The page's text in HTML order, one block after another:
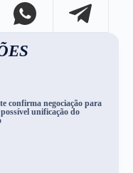
confirma negociação para
unificação do